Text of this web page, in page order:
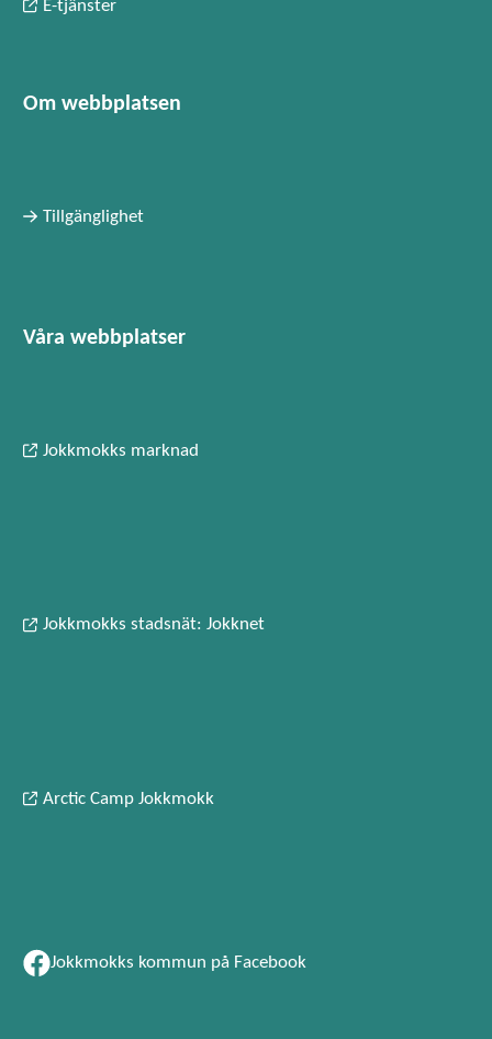
E-tjänster
Om webbplatsen
Tillgänglighet
Våra webbplatser
Jokkmokks marknad
Jokkmokks stadsnät: Jokknet
Arctic Camp Jokkmokk
Jokkmokks kommun på Facebook